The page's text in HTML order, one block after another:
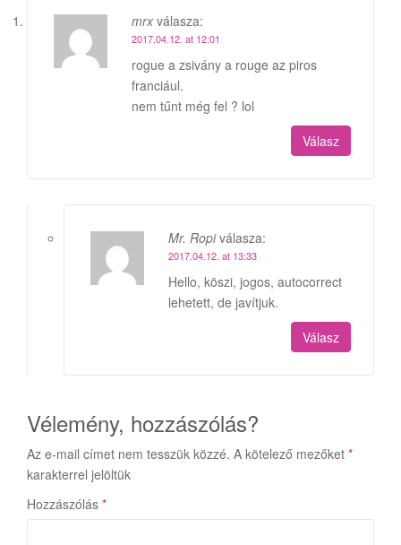
mrx válasza:
2017.04.12. at 12:01
rogue a zsivány a rouge az piros
franciául.
nem tűnt még fel ? lol
Válasz
Mr. Ropi válasza:
2017.04.12. at 13:33
Hello, köszi, jogos, autocorrect
lehetett, de javítjuk.
Válasz
Vélemény, hozzászólás?
Az e-mail címet nem tesszük közzé. A kötelező mezőket *
karakterrel jelöltük
Hozzászólás *